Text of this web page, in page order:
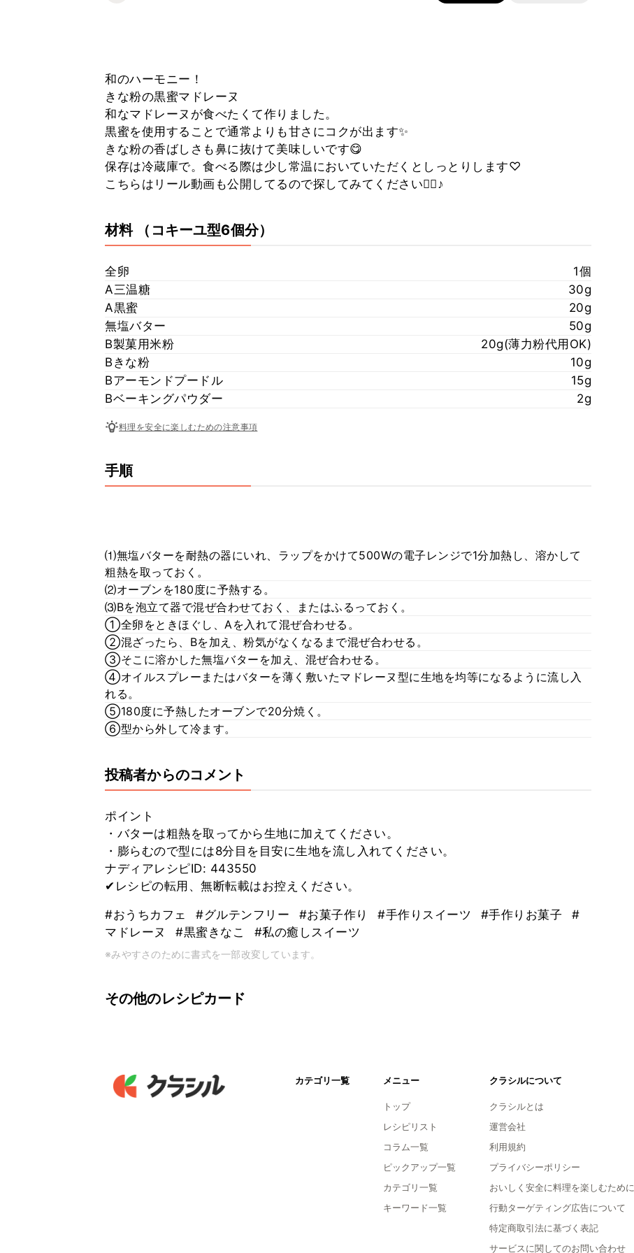
和のハーモニー！
きな粉の黒蜜マドレーヌ
和なマドレーヌが食べたくて作りました。
黒蜜を使用することで通常よりも甘さにコクが出ます✨
きな粉の香ばしさも鼻に抜けて美味しいです😋
保存は冷蔵庫で。食べる際は少し常温においていただくとしっとりします♡
こちらはリール動画も公開してるので探してみてください💁‍♀️♪
材料 （コキーユ型6個分）
全卵
1個
A三温糖
30g
A黒蜜
20g
無塩バター
50g
B製菓用米粉
20g(薄力粉代用OK)
Bきな粉
10g
Bアーモンドプードル
15g
Bベーキングパウダー
2g
料理を安全に楽しむための注意事項
手順
⑴無塩バターを耐熱の器にいれ、ラップをかけて500Wの電子レンジで1分加熱し、溶かして
粗熱を取っておく。
⑵オーブンを180度に予熱する。
⑶Bを泡立て器で混ぜ合わせておく、またはふるっておく。
①全卵をときほぐし、Aを入れて混ぜ合わせる。
②混ざったら、Bを加え、粉気がなくなるまで混ぜ合わせる。
③そこに溶かした無塩バターを加え、混ぜ合わせる。
④オイルスプレーまたはバターを薄く敷いたマドレーヌ型に生地を均等になるように流し入
れる。
⑤180度に予熱したオーブンで20分焼く。
⑥型から外して冷ます。
投稿者からのコメント
ポイント
・バターは粗熱を取ってから生地に加えてください。
・膨らむので型には8分目を目安に生地を流し入れてください。
ナディアレシピID: 443550
✔レシピの転用、無断転載はお控えください。
#おうちカフェ #グルテンフリー #お菓子作り #手作りスイーツ #手作りお菓子
#
マドレーヌ
#黒蜜きなこ #私の癒しスイーツ
※みやすさのために書式を一部改変しています。
その他のレシピカード
カテゴリ一覧 メニュー
トップ
レシピリスト
コラム一覧
ピックアップ一覧
カテゴリ一覧
キーワード一覧
クラシルについて
クラシルとは
運営会社
利用規約
プライバシーポリシー
おいしく安全に料理を楽しむために
行動ターゲティング広告について
特定商取引法に基づく表記
サービスに関してのお問い合わせ